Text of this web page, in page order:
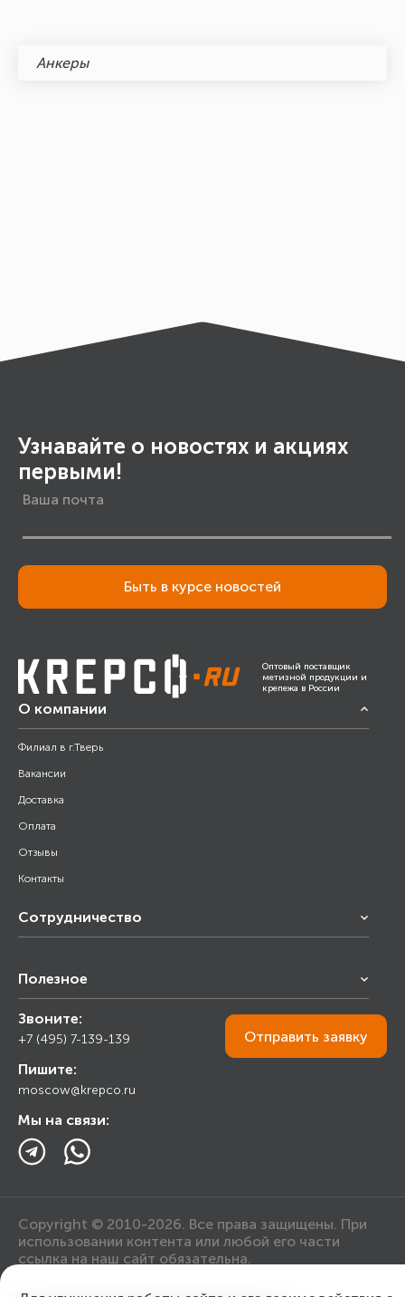
Анкеры
Узнавайте о новостях и акциях
первыми!
Быть в курсе новостей
Оптовый поставщик
метизной продукции и
крепежа в России
О компании
Филиал в г.Тверь
Вакансии
Доставка
Оплата
Отзывы
Контакты
Сотрудничество
Снабжение строительства
Торговым организациям
Полезное
Калькулятор
Прайс лист
Ответы на вопросы
Блог
Звоните:
+7 (495) 7-139-139
Пишите:
moscow@krepco.ru
Мы на связи:
Отправить заявку
Copyright © 2010-2026. Все права защищены. При
использовании контента или любой его части
ссылка на наш сайт обязательна.